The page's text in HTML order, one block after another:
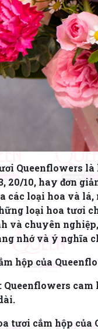
Queenflowers
10, hay đơn
các loại hoa và
loại hoa tươi
và chuyên
nhớ và ý nghĩa
hộp của
tươi cắm hộp